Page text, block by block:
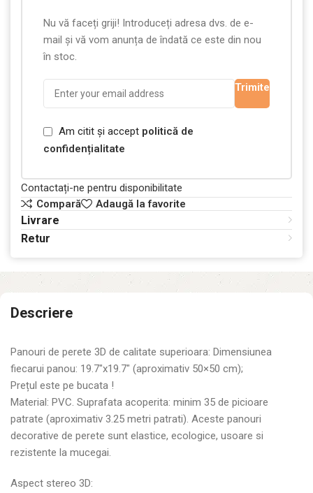
Nu vă faceți griji! Introduceți adresa dvs. de e-
mail și vă vom anunța de îndată ce este din nou
în stoc.
Trimite
Am citit și accept politică de
confidențialitate
Contactați-ne pentru disponibilitate
Compară
Adaugă la favorite
Livrare
Retur
Descriere
Panouri de perete 3D de calitate superioara: Dimensiunea
fiecarui panou: 19.7″x19.7″ (aproximativ 50×50 cm);
Prețul este pe bucata !
Material: PVC. Suprafata acoperita: minim 35 de picioare
patrate (aproximativ 3.25 metri patrati). Aceste panouri
decorative de perete sunt elastice, ecologice, usoare si
rezistente la mucegai.
Aspect stereo 3D: